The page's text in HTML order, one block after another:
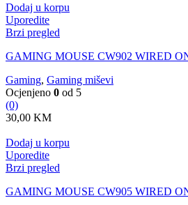
Dodaj u korpu
Uporedite
Brzi pregled
GAMING MOUSE CW902 WIRED
Gaming, Gaming miševi
Ocjenjeno 0 od 5
(0)
30,00 KM
Dodaj u korpu
Uporedite
Brzi pregled
GAMING MOUSE CW905 WIRED